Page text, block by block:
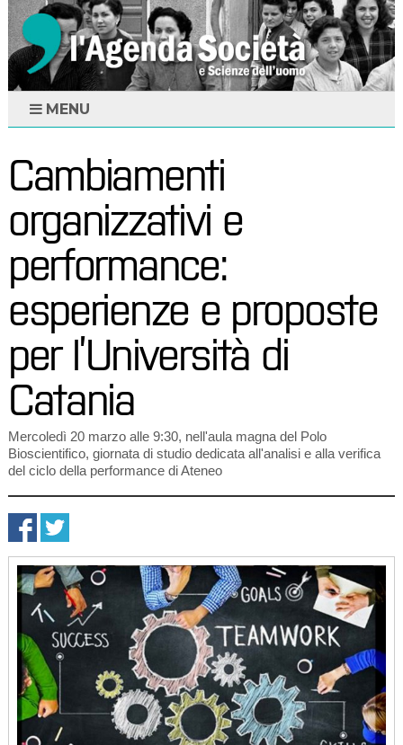
MENU
Cambiamenti
organizzativi e
performance:
esperienze e proposte
per l’Università di
Catania
Mercoledì 20 marzo alle 9:30, nell'aula magna del Polo
Bioscientifico, giornata di studio dedicata all'analisi e alla verifica
del ciclo della performance di Ateneo